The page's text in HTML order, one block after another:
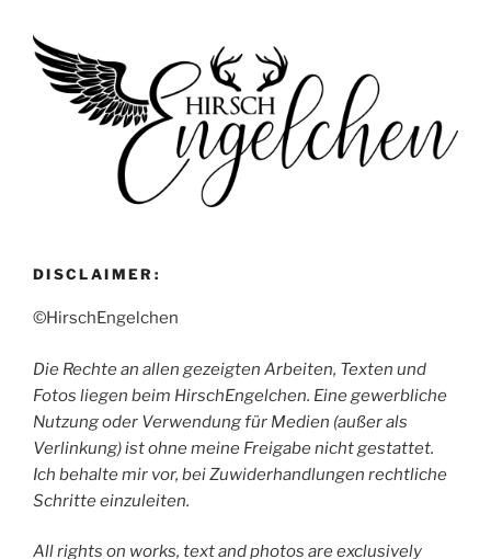
DISCLAIMER:
©HirschEngelchen
Die Rechte an allen gezeigten Arbeiten, Texten und
Fotos liegen beim HirschEngelchen. Eine gewerbliche
Nutzung oder Verwendung für Medien (außer als
Verlinkung) ist ohne meine Freigabe nicht gestattet.
Ich behalte mir vor, bei Zuwiderhandlungen rechtliche
Schritte einzuleiten.
All rights on works, text and photos are exclusively